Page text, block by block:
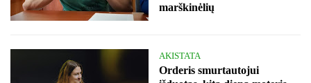
marškinėlių
AKISTATA
Orderis smurtautojui